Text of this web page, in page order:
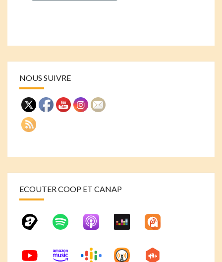
NOUS SUIVRE
ECOUTER COOP ET CANAP